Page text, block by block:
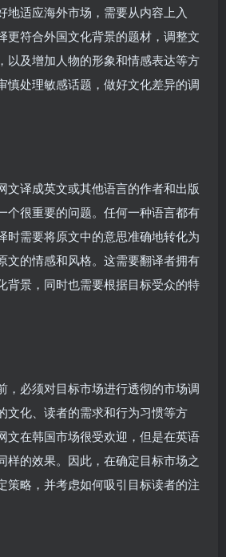
地适应海外市场，需要从内容上入
更符合外国文化背景的题材，调整文
以及增加人物的形象和情感表达等方
慎处理敏感话题，做好文化差异的调
文译成英文或其他语言的作者和出版
个很重要的问题。任何一种语言都有
时需要将原文中的意思准确地转化为
文的情感和风格。这需要翻译者拥有
背景，同时也需要根据目标受众的特
，必须对目标市场进行透彻的市场调
文化、读者的需求和行为习惯等方
文在韩国市场很受欢迎，但是在英语
样的效果。因此，在确定目标市场之
策略，并考虑如何吸引目标读者的注